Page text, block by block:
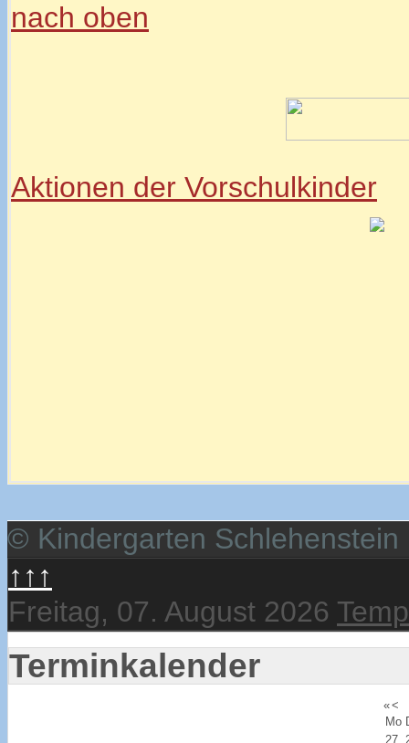
nach oben
Aktionen der Vorschulkinder
© Kindergarten Schlehenstein
↑↑↑
Freitag, 07. August 2026
Terminkalender
«<
Mo
27